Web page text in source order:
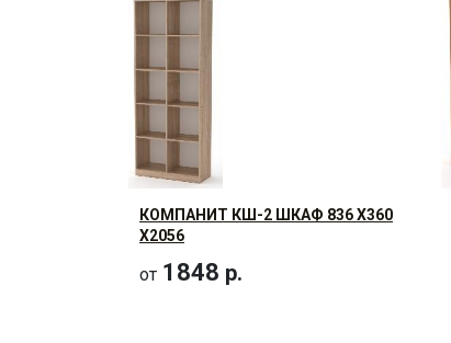
КОМПАНИТ КШ-2 ШКАФ 836 Х360
Х2056
от 1848 р.